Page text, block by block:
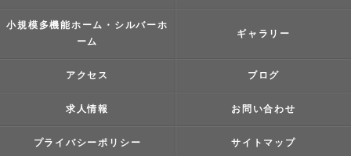
小規模多機能ホーム・シルバーホ
ーム
ギャラリー
アクセス ブログ
求人情報 お問い合わせ
プライバシーポリシー サイトマップ